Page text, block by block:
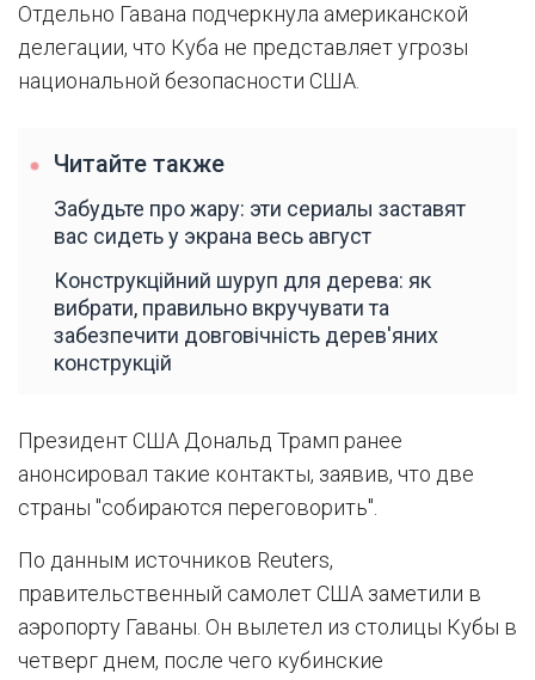
Отдельно Гавана подчеркнула американской
делегации, что Куба не представляет угрозы
национальной безопасности США.
Читайте также
Забудьте про жару: эти сериалы заставят
вас сидеть у экрана весь август
Конструкційний шуруп для дерева: як
вибрати, правильно вкручувати та
забезпечити довговічність дерев'яних
конструкцій
Президент США Дональд Трамп ранее
анонсировал такие контакты, заявив, что две
страны "собираются переговорить".
По данным источников Reuters,
правительственный самолет США заметили в
аэропорту Гаваны. Он вылетел из столицы Кубы в
четверг днем, после чего кубинские